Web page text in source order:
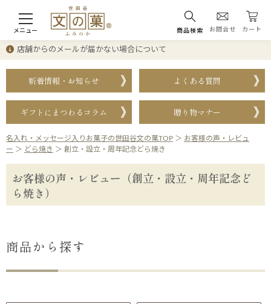
メニュー 商品検索 お問合せ カート
店舗からのメールが届かない場合について
新着情報・お知らせ よくある質問
ギフトにまつわるコラム 贈り物マナー
名入れ・メッセージ入りお菓子の世田谷文の菓TOP ＞ お客様の声・レビュ
ー ＞ どら焼き ＞ 創立・設立・周年記念どら焼き
お客様の声・レビュー（創立・設立・周年記念ど
ら焼き）
商品から探す